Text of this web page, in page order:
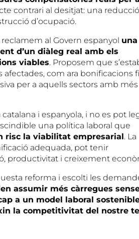
contrari al desitjat: una
d’ocupació.
al Govern espanyol una
d’un diàleg real amb els
viables. Proposem que
com ara bonificacions
per a aquells sectors amb més
i espanyola, i no es pot
una política laboral que
risc la viabilitat empresarial. La
adequada, pot tenir
productivitat i creixement
reforma i escolti les
assumir més càrregues
a un model laboral
la competitivitat del nostre